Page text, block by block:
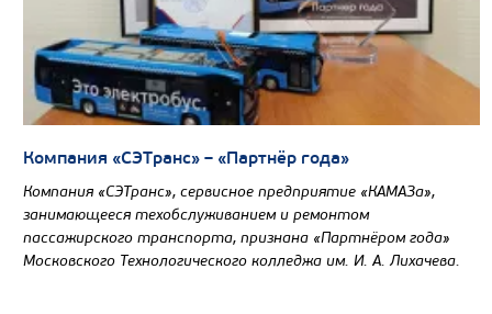
Компания «СЭТранс» – «Партнёр года»
Компания «СЭТранс», сервисное предприятие «КАМАЗа»,
занимающееся техобслуживанием и ремонтом
пассажирского транспорта, признана «Партнёром года»
Московского Технологического колледжа им. И. А. Лихачева.